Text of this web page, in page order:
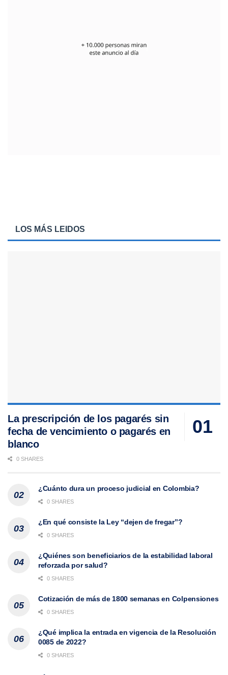
LOS MÁS LEIDOS
La prescripción de los pagarés sin
fecha de vencimiento o pagarés en
blanco
0 SHARES
¿Cuánto dura un proceso judicial en Colombia?
0 SHARES
¿En qué consiste la Ley “dejen de fregar”?
0 SHARES
¿Quiénes son beneficiarios de la estabilidad laboral
reforzada por salud?
0 SHARES
Cotización de más de 1800 semanas en Colpensiones
0 SHARES
¿Qué implica la entrada en vigencia de la Resolución
0085 de 2022?
0 SHARES